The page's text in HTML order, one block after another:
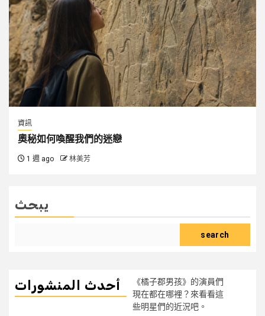
資訊
奧秘如何喚醒我們的迷戀
1 週 ago 林美芳
يبحث
search
أحدث المنشورات
《橘子郡男孩》的演員們
現在都在哪裡？來看看這
些明星們的近況吧。